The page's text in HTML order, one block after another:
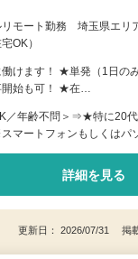
モート勤務 埼玉県エリ
OK）
働けます！ ★単発（1日の
開始も可！ ★在…
／年齢不問＞⇒★特に20
ートフォンもしくはパ
詳細を見る
更新日： 2026/07/31 掲